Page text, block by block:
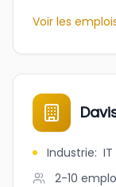
Voir les
Industrie:
2-10